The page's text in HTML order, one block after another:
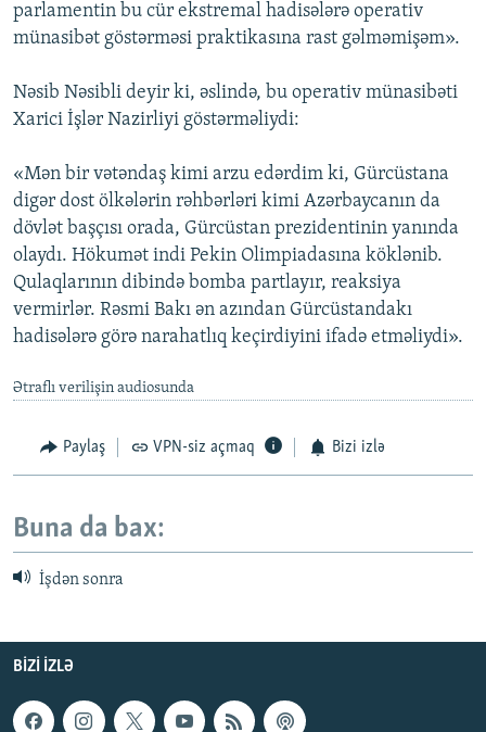
parlamentin bu cür ekstremal hadisələrə operativ
münasibət göstərməsi praktikasına rast gəlməmişəm».
Nəsib Nəsibli deyir ki, əslində, bu operativ münasibəti
Xarici İşlər Nazirliyi göstərməliydi:
«Mən bir vətəndaş kimi arzu edərdim ki, Gürcüstana
digər dost ölkələrin rəhbərləri kimi Azərbaycanın da
dövlət başçısı orada, Gürcüstan prezidentinin yanında
olaydı. Hökumət indi Pekin Olimpiadasına köklənib.
Qulaqlarının dibində bomba partlayır, reaksiya
vermirlər. Rəsmi Bakı ən azından Gürcüstandakı
hadisələrə görə narahatlıq keçirdiyini ifadə etməliydi».
Ətraflı verilişin audiosunda
Paylaş VPN-siz açmaq Bizi izlə
Buna da bax:
İşdən sonra
BIZI IZLƏ